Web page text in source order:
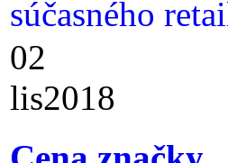
02
lis2018